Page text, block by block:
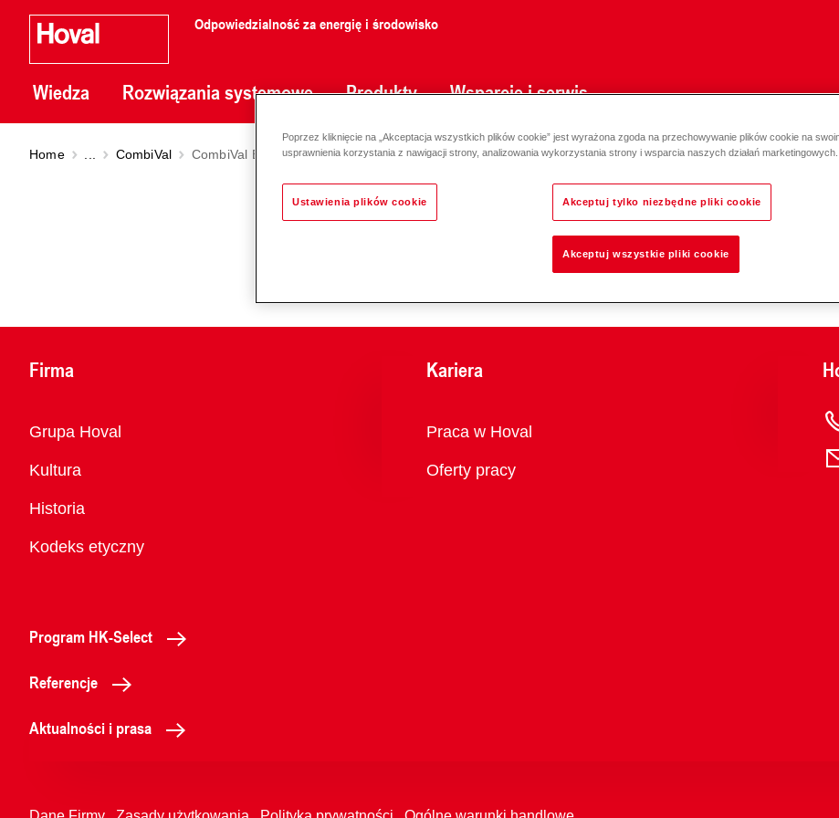
Odpowiedzialność za energię i środowisko
Wiedza Rozwiązania systemowe Produkty Wsparcie i serwis
Home CombiVal CombiVal ER (200-1000)
Odpowiedzialność za
Firma
Przegląd
Grupa Hoval
Kultura
Historia
Kodeks etyczny
Kariera
Przegląd
Praca w Hoval
Oferty pracy
Program HK-Select
Referencje
Aktualności i prasa
Poprzez kliknięcie na „Akceptacja wszystkich plików cookie” jest wyrażona zgoda na przechowywanie plików cookie na
usprawnienia korzystania z nawigacji strony, analizowania wykorzystania strony i wsparcia naszych działań marketingowych.
Ustawienia plików cookie Akceptuj tylko niezbędne pliki cookie
Akceptuj wszystkie pliki cookie